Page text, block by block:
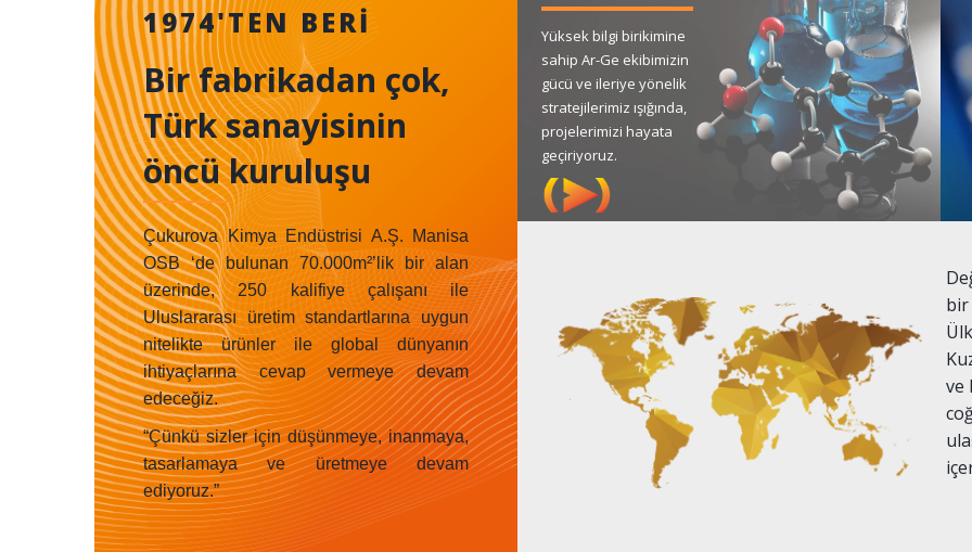
1974'TEN BERI
Bir fabrikadan çok,
Türk sanayisinin
öncü kuruluşu
Çukurova Kimya Endüstrisi A.Ş. Manisa
OSB ‘de bulunan 70.000m²’lik bir alan
üzerinde, 250 kalifiye çalışanı ile
Uluslararası üretim standartlarına uygun
nitelikte ürünler ile global dünyanın
ihtiyaçlarına cevap vermeye devam
edeceğiz.
“Çünkü sizler için düşünmeye, inanmaya,
tasarlamaya ve üretmeye devam
ediyoruz.”
Yüksek bilgi birikimine
sahip Ar-Ge ekibimizin
gücü ve ileriye yönelik
stratejilerimiz ışığında,
projelerimizi hayata
geçiriyoruz.
bir
ve